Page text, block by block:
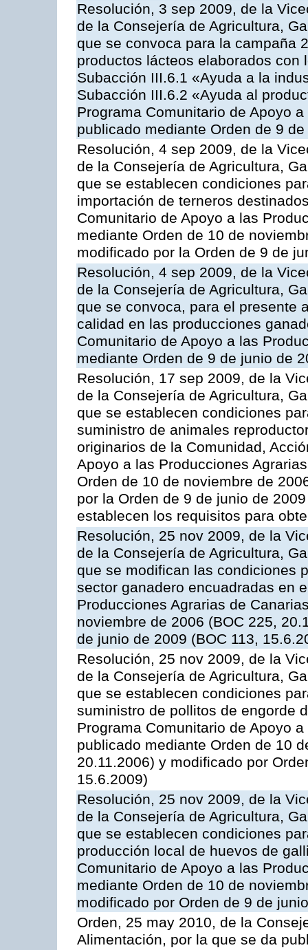
Resolución, 3 sep 2009, de la
de la Consejería de Agricultura,
que se convoca para la campaña
productos lácteos elaborados
Subacción III.6.1 «Ayuda a la
Subacción III.6.2 «Ayuda al
Programa Comunitario de Apoyo
publicado mediante Orden de 9
Resolución, 4 sep 2009, de la
de la Consejería de Agricultura,
que se establecen condiciones
importación de terneros
Comunitario de Apoyo a las
mediante Orden de 10 de
modificado por la Orden de 9 de
Resolución, 4 sep 2009, de la
de la Consejería de Agricultura,
que se convoca, para el presente
calidad en las producciones
Comunitario de Apoyo a las
mediante Orden de 9 de junio de
Resolución, 17 sep 2009, de la
de la Consejería de Agricultura,
que se establecen condiciones
suministro de animales
originarios de la Comunidad,
Apoyo a las Producciones
Orden de 10 de noviembre de
por la Orden de 9 de junio de
establecen los requisitos para
Resolución, 25 nov 2009, de la
de la Consejería de Agricultura,
que se modifican las condiciones
sector ganadero encuadradas en
Producciones Agrarias de
noviembre de 2006 (BOC 225,
de junio de 2009 (BOC 113,
Resolución, 25 nov 2009, de la
de la Consejería de Agricultura,
que se establecen condiciones
suministro de pollitos de engorde
Programa Comunitario de Apoyo
publicado mediante Orden de 10
20.11.2006) y modificado por
15.6.2009)
Resolución, 25 nov 2009, de la
de la Consejería de Agricultura,
que se establecen condiciones
producción local de huevos de
Comunitario de Apoyo a las
mediante Orden de 10 de
modificado por Orden de 9 de
Orden, 25 may 2010, de la
Alimentación, por la que se da